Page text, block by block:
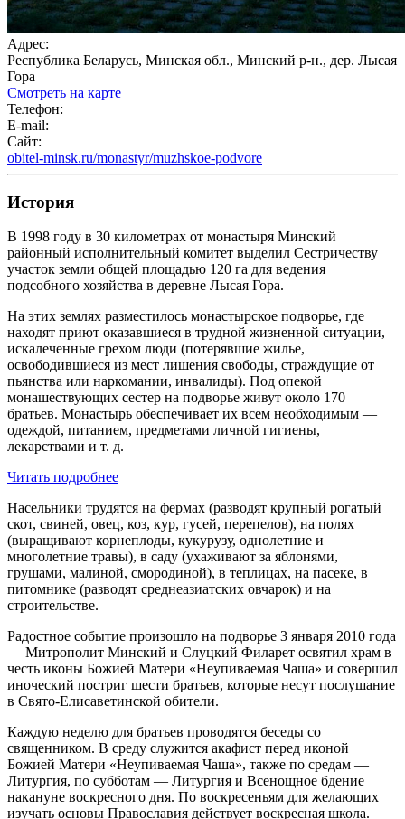
Адрес:
Республика Беларусь, Минская обл., Минский р-н., дер. Лысая
Гора
Смотреть на карте
Телефон:
E-mail:
Сайт:
obitel-minsk.ru/monastyr/muzhskoe-podvore
История
В 1998 году в 30 километрах от монастыря Минский
районный исполнительный комитет выделил Сестричеству
участок земли общей площадью 120 га для ведения
подсобного хозяйства в деревне Лысая Гора.
На этих землях разместилось монастырское подворье, где
находят приют оказавшиеся в трудной жизненной ситуации,
искалеченные грехом люди (потерявшие жилье,
освободившиеся из мест лишения свободы, страждущие от
пьянства или наркомании, инвалиды). Под опекой
монашествующих сестер на подворье живут около 170
братьев. Монастырь обеспечивает их всем необходимым —
одеждой, питанием, предметами личной гигиены,
лекарствами и т. д.
Читать подробнее
Насельники трудятся на фермах (разводят крупный рогатый
скот, свиней, овец, коз, кур, гусей, перепелов), на полях
(выращивают корнеплоды, кукурузу, однолетние и
многолетние травы), в саду (ухаживают за яблонями,
грушами, малиной, смородиной), в теплицах, на пасеке, в
питомнике (разводят среднеазиатских овчарок) и на
строительстве.
Радостное событие произошло на подворье 3 января 2010 года
— Митрополит Минский и Слуцкий Филарет освятил храм в
честь иконы Божией Матери «Неупиваемая Чаша» и совершил
иноческий постриг шести братьев, которые несут послушание
в Свято-Елисаветинской обители.
Каждую неделю для братьев проводятся беседы со
священником. В среду служится акафист перед иконой
Божией Матери «Неупиваемая Чаша», также по средам —
Литургия, по субботам — Литургия и Всенощное бдение
накануне воскресного дня. По воскресеньям для желающих
изучать основы Православия действует воскресная школа.